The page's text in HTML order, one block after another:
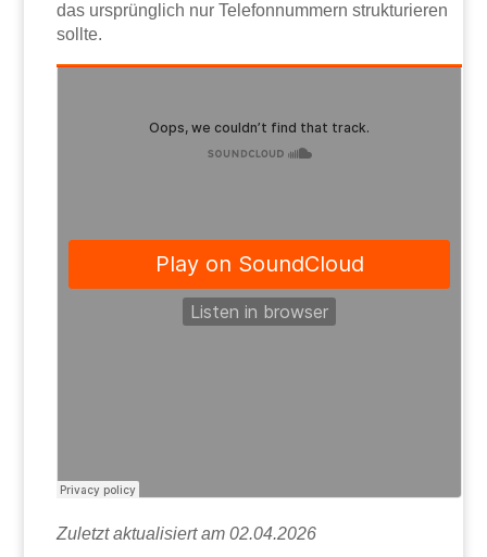
das ursprünglich nur Telefonnummern strukturieren
sollte.
Zuletzt aktualisiert am 02.04.2026